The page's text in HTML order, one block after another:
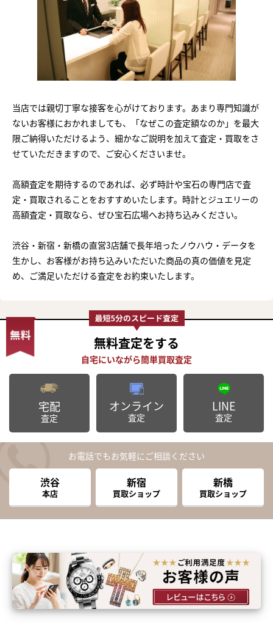
当店では親切丁寧な接客を心がけております。あまり専門知識が
ないお客様におかれましても、「なぜこの査定額なのか」を最大
限ご納得いただけるよう、細かなご説明を加えて査定・買取をさ
せていただきますので、ご安心くださいませ。
高額査定を期待するのであれば、必ず時計や宝石の専門店で査
定・買取されることをおすすめいたします。時計とジュエリーの
高額査定・買取なら、ぜひ宝石広場へお持ち込みください。
渋谷・新宿・新橋の直営3店舗で長年培ったノウハウ・データを
生かし、お客様がお持ち込みいただいた商品の真の価値を見定
め、ご満足いただける査定をお約束いたします。
無料査定をする
宅配
査定
オンライン
査定
LINE
査定
お電話でもお気軽にご相談ください
渋谷
本店
新宿
買取ショップ
新橋
買取ショップ